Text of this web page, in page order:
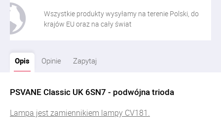
Wszystkie produkty wysyłamy na terenie Polski, do
krajów EU oraz na cały świat
Opis Opinie Zapytaj
PSVANE Classic UK 6SN7 - podwójna trioda
Lampa jest zamiennikiem lampy CV181.